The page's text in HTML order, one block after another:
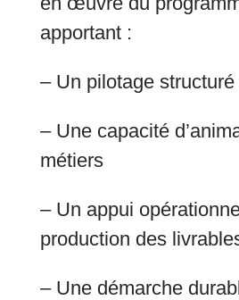
apportant :
– Un pilotage
– Une capacité
métiers
– Un appui
production des
– Une démarche